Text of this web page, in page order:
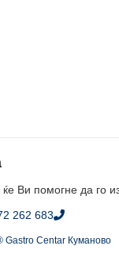
Ви помогне да го
262 683
Gastro Centar Куманово